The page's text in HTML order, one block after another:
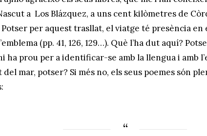
a Los Blázquez, a uns cent kilòmetres de
per aquest trasllat, el viatge té presència en
(pp. 41, 126, 129…). Què l’ha dut aquí?
ha prou per a identificar-se amb la llengua i amb
mar, potser? Si més no, els seus poemes són